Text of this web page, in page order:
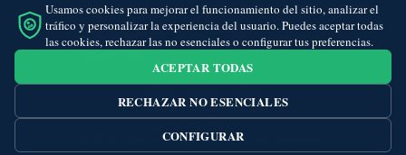
FacebookTwitter Instagram
© 2026 1xbet.tv. Todos los derechos reservados.
Usamos cookies para mejorar el funcionamiento del sitio, analizar el
tráfico y personalizar la experiencia del usuario. Puedes aceptar todas
las cookies, rechazar las no esenciales o configurar tus preferencias.
ACEPTAR TODAS
RECHAZAR NO ESENCIALES
CONFIGURAR